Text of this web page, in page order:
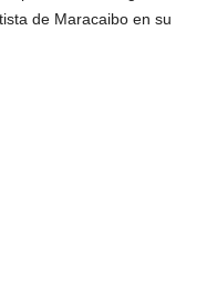
de Maracaibo en su